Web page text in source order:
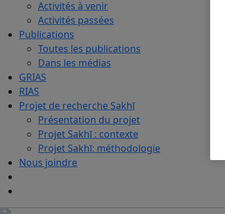
Activités à venir
Activités passées
Publications
Toutes les publications
Dans les médias
GRIAS
RIAS
Projet de recherche Sakhī
Présentation du projet
Projet Sakhī : contexte
Projet Sakhī: méthodologie
Nous joindre